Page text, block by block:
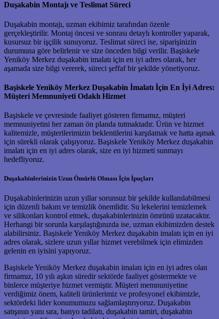
Duşakabin Montajı ve Teslimat Süreci
Duşakabin montajı, uzman ekibimiz tarafından özenle
gerçekleştirilir. Montaj öncesi ve sonrası detaylı kontroller yaparak,
kusursuz bir işçilik sunuyoruz. Teslimat süreci ise, siparişinizin
durumuna göre belirlenir ve size önceden bilgi verilir. Başiskele
Yeniköy Merkez duşakabin imalatı için en iyi adres olarak, her
aşamada size bilgi vererek, süreci şeffaf bir şekilde yönetiyoruz.
Başiskele Yeniköy Merkez Duşakabin İmalatı İçin En İyi Adres:
Müşteri Memnuniyeti Odaklı Hizmet
Başiskele ve çevresinde faaliyet gösteren firmamız, müşteri
memnuniyetini her zaman ön planda tutmaktadır. Ürün ve hizmet
kalitemizle, müşterilerimizin beklentilerini karşılamak ve hatta aşmak
için sürekli olarak çalışıyoruz. Başiskele Yeniköy Merkez duşakabin
imalatı için en iyi adres olarak, size en iyi hizmeti sunmayı
hedefliyoruz.
Duşakabinlerinizin Uzun Ömürlü Olması İçin İpuçları
Duşakabinlerinizin uzun yıllar sorunsuz bir şekilde kullanılabilmesi
için düzenli bakım ve temizlik önemlidir. Su lekelerini temizlemek
ve silikonları kontrol etmek, duşakabinlerinizin ömrünü uzatacaktır.
Herhangi bir sorunla karşılaştığınızda ise, uzman ekibimizden destek
alabilirsiniz. Başiskele Yeniköy Merkez duşakabin imalatı için en iyi
adres olarak, sizlere uzun yıllar hizmet verebilmek için elimizden
gelenin en iyisini yapıyoruz.
Başiskele Yeniköy Merkez duşakabin imalatı için en iyi adres olan
firmamız, 10 yılı aşkın süredir sektörde faaliyet göstermekte ve
binlerce müşteriye hizmet vermiştir. Müşteri memnuniyetine
verdiğimiz önem, kaliteli ürünlerimiz ve profesyonel ekibimizle,
sektördeki lider konumumuzu sağlamlaştırıyoruz. Duşakabin
satışının yanı sıra, banyo tadilatı, duşakabin tamiri, duşakabin